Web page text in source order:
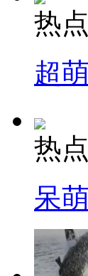
热
超
热
呆